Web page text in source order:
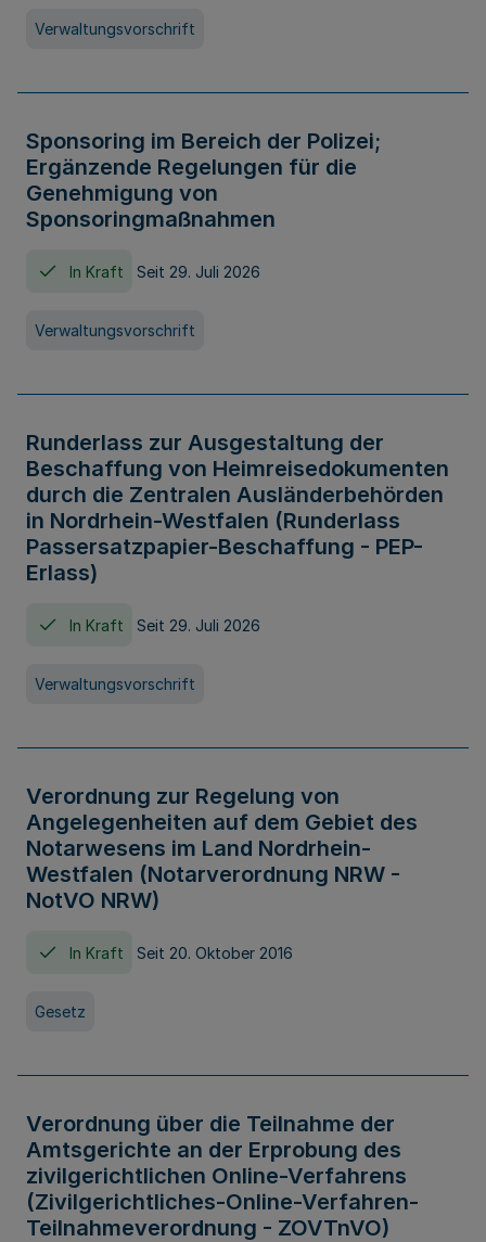
Verwaltungsvorschrift
Sponsoring im Bereich der Polizei;
Ergänzende Regelungen für die
Genehmigung von
Sponsoringmaßnahmen
In Kraft Seit 29. Juli 2026
Verwaltungsvorschrift
Runderlass zur Ausgestaltung der
Beschaffung von Heimreisedokumenten
durch die Zentralen Ausländerbehörden
in Nordrhein-Westfalen (Runderlass
Passersatzpapier-Beschaffung - PEP-
Erlass)
In Kraft Seit 29. Juli 2026
Verwaltungsvorschrift
Verordnung zur Regelung von
Angelegenheiten auf dem Gebiet des
Notarwesens im Land Nordrhein-
Westfalen (Notarverordnung NRW -
NotVO NRW)
In Kraft Seit 20. Oktober 2016
Gesetz
Verordnung über die Teilnahme der
Amtsgerichte an der Erprobung des
zivilgerichtlichen Online-Verfahrens
(Zivilgerichtliches-Online-Verfahren-
Teilnahmeverordnung - ZOVTnVO)